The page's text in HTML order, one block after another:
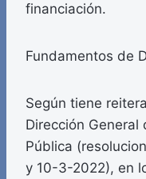
financiación.
Fundamentos de
Según tiene
Dirección General
Pública
y 10-3-2022), en